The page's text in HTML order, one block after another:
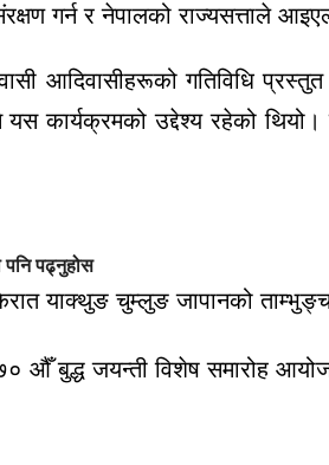
गर्न र नेपालको राज्यसत्ताले
आदिवासीहरूको गतिविधि
यस कार्यक्रमको उद्देश्य रहेको
पनि पढ्नुहोस
याक्थुङ चुम्लुङ जापानको
औँ बुद्ध जयन्ती विशेष समारोह